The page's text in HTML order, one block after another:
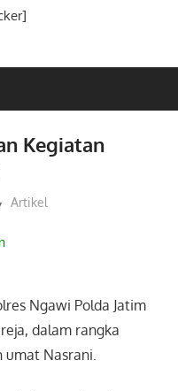
Kegiatan
Artikel
Ngawi Polda Jatim
dalam rangka
umat Nasrani.